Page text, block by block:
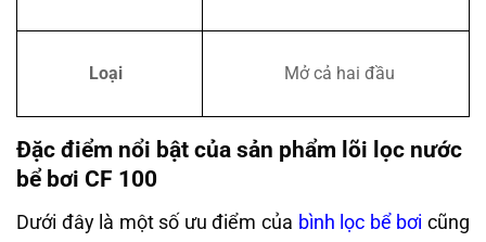
Loại Mở cả hai đầu
Đặc điểm nổi bật của sản phẩm lõi lọc nước
bể bơi CF 100
Dưới đây là một số ưu điểm của bình lọc bể bơi cũng